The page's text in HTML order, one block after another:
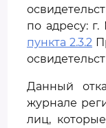
по адресу:
пункта 2.3.2
Данный
журнале
лиц,